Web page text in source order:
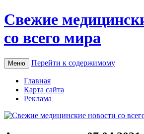
Свежие
со всего мира
Меню Перейти к содержимому
Главная
Карта сайта
Реклама